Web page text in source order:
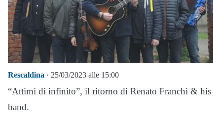
Rescaldina · 25/03/2023 alle 15:00
“Attimi di infinito”, il ritorno di Renato Franchi & his
band.